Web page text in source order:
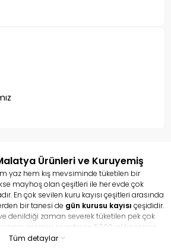
Ürünleri ve Kuruyemiş
yaz hem kış mevsiminde tüketilen bir
mayhoş olan çeşitleri ile her evde çok
En çok sevilen kuru kayısı çeşitleri arasında
bir tanesi de gün kurusu kayısı çeşididir.
denildiği zaman severek tüketilen pek çok
geçmişi neredeyse 5000 yıl öncesine
hem de kurusu ile tamamen bir şifa
Tüm detaylar